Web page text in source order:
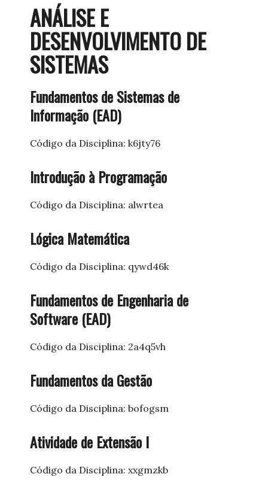
ANÁLISE E
DESENVOLVIMENTO DE
SISTEMAS
Fundamentos de Sistemas de
Informação (EAD)
Código da Disciplina: k6jty76
Introdução à Programação
Código da Disciplina: alwrtea
Lógica Matemática
Código da Disciplina: qywd46k
Fundamentos de Engenharia de
Software (EAD)
Código da Disciplina: 2a4q5vh
Fundamentos da Gestão
Código da Disciplina: bofogsm
Atividade de Extensão I
Código da Disciplina: xxgmzkb